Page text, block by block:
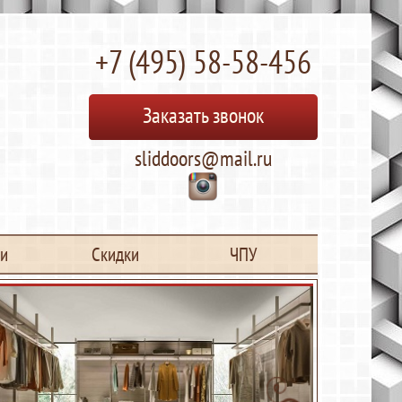
+7 (495) 58-58-456
Заказать звонок
sliddoors@mail.ru
Скидки ЧПУ